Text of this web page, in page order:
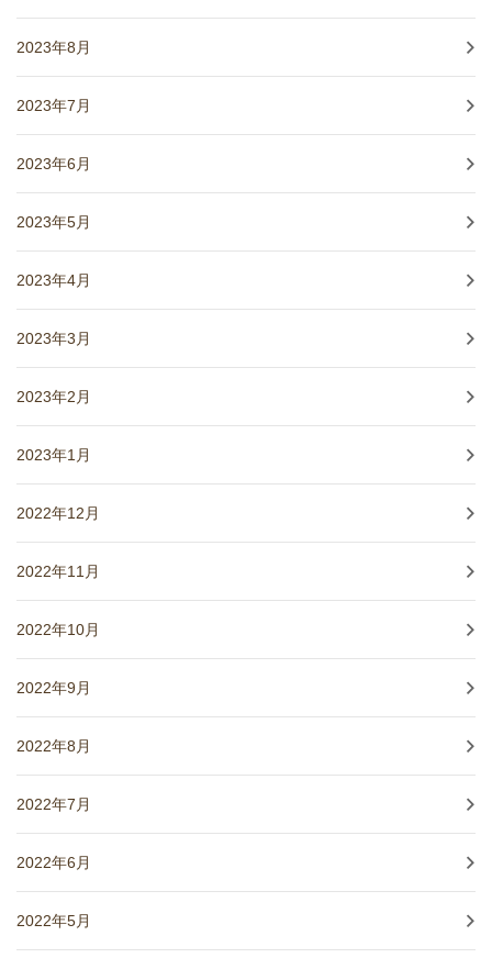
2023年8月
2023年7月
2023年6月
2023年5月
2023年4月
2023年3月
2023年2月
2023年1月
2022年12月
2022年11月
2022年10月
2022年9月
2022年8月
2022年7月
2022年6月
2022年5月